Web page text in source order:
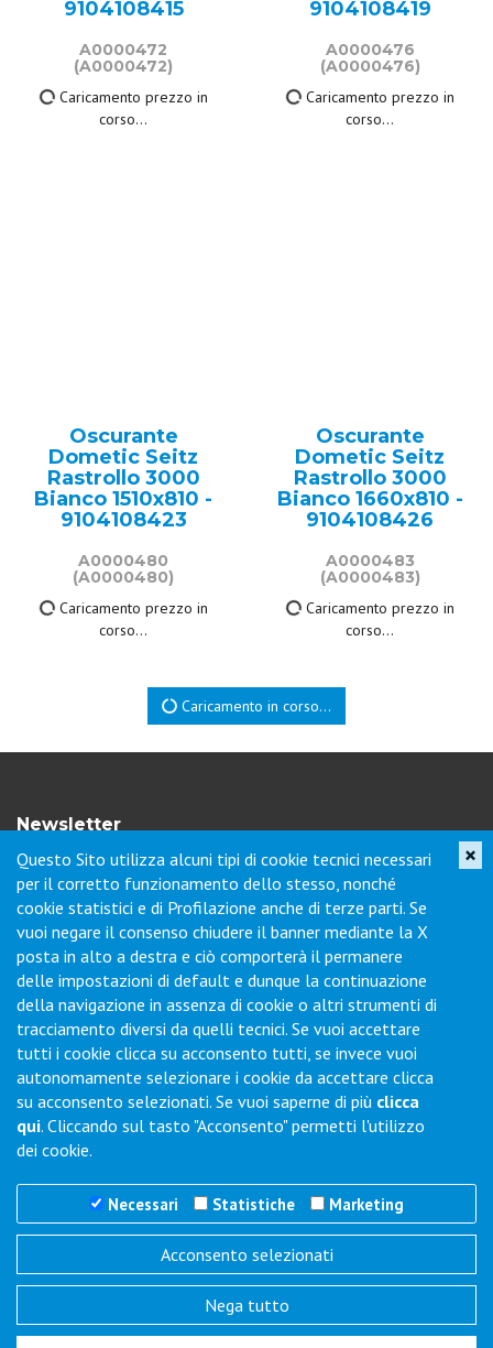
9104108415
A0000472
(A0000472)
Caricamento prezzo in
corso...
9104108419
A0000476
(A0000476)
Caricamento prezzo in
corso...
Oscurante
Dometic Seitz
Rastrollo 3000
Bianco 1510x810 -
9104108423
A0000480
(A0000480)
Caricamento prezzo in
corso...
Oscurante
Dometic Seitz
Rastrollo 3000
Bianco 1660x810 -
9104108426
A0000483
(A0000483)
Caricamento prezzo in
corso...
Caricamento in corso...
Newsletter
Iscriviti per ricevere novità di prodotto, servizi, porte aperte e
offerte dei nostri punti vendita.
Contatti
Via Collodi, 1 - Loc. Chiano - 50028 Barberino Tavarnelle (FI) -
Italy
Tel.+39 0577-6501Fax+39 0577-650216
Commenti / Richieste
REA N° SI 143123 - Cap. Soc. 100.000 i.v.
Questo Sito utilizza alcuni tipi di cookie tecnici necessari
per il corretto funzionamento dello stesso, nonché
cookie statistici e di Profilazione anche di terze parti. Se
vuoi negare il consenso chiudere il banner mediante la X
posta in alto a destra e ciò comporterà il permanere
delle impostazioni di default e dunque la continuazione
della navigazione in assenza di cookie o altri strumenti di
tracciamento diversi da quelli tecnici. Se vuoi accettare
tutti i cookie clicca su acconsento tutti, se invece vuoi
autonomamente selezionare i cookie da accettare clicca
su acconsento selezionati. Se vuoi saperne di più clicca
qui. Cliccando sul tasto "Acconsento" permetti l'utilizzo
dei cookie.
Necessari Statistiche Marketing
Acconsento selezionati
Nega tutto
×